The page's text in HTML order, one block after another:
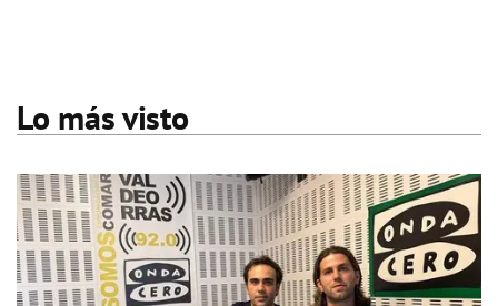
Lo más visto